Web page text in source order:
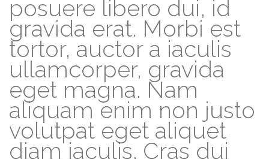
posuere libero dui, id
gravida erat. Morbi est
tortor, auctor a iaculis
ullamcorper, gravida
eget magna. Nam
aliquam enim non justo
volutpat eget aliquet
diam iaculis. Cras dui